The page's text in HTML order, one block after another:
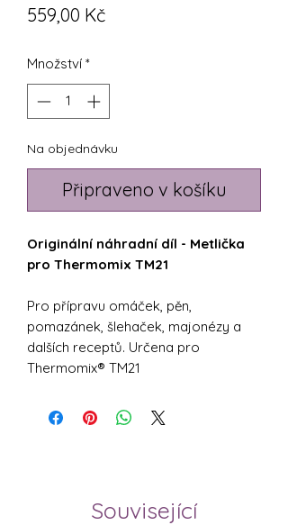
559,00 KčCena
Množství *
Na objednávku
Připraveno v košíku
Originální náhradní díl - Metlička
pro Thermomix TM21
Pro přípravu omáček, pěn,
pomazánek, šlehaček, majonézy a
dalších receptů. Určena pro
Thermomix® TM21
Související